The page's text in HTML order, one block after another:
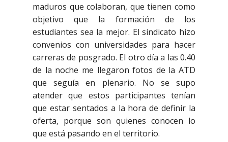
maduros que colaboran, que tienen como
objetivo que la formación de los
estudiantes sea la mejor. El sindicato hizo
convenios con universidades para hacer
carreras de posgrado. El otro día a las 0.40
de la noche me llegaron fotos de la ATD
que seguía en plenario. No se supo
atender que estos participantes tenían
que estar sentados a la hora de definir la
oferta, porque son quienes conocen lo
que está pasando en el territorio.